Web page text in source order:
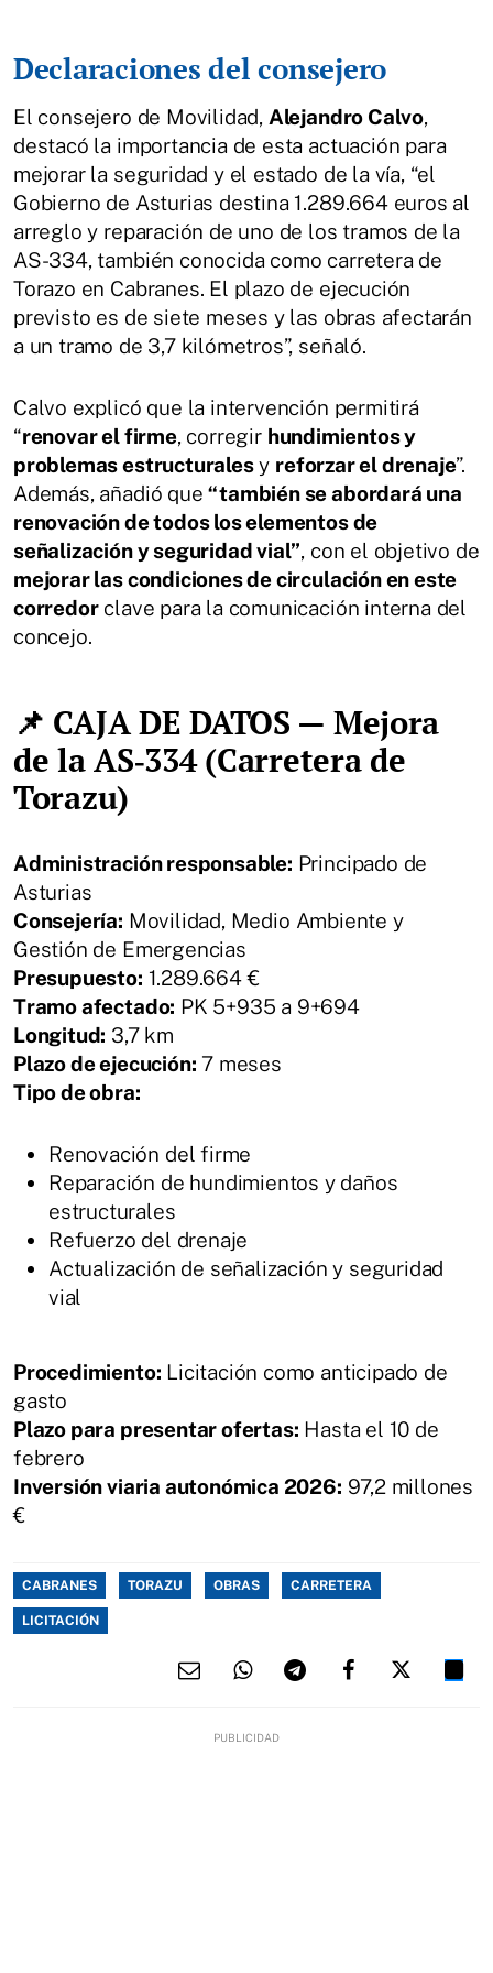
Declaraciones del consejero
El consejero de Movilidad, Alejandro Calvo,
destacó la importancia de esta actuación para
mejorar la seguridad y el estado de la vía, “el
Gobierno de Asturias destina 1.289.664 euros al
arreglo y reparación de uno de los tramos de la
AS-334, también conocida como carretera de
Torazo en Cabranes. El plazo de ejecución
previsto es de siete meses y las obras afectarán
a un tramo de 3,7 kilómetros”, señaló.
Calvo explicó que la intervención permitirá
“renovar el firme, corregir hundimientos y
problemas estructuralesy reforzar el drenaje”.
Además, añadió que“también se abordará una
renovación de todos los elementos de
señalización y seguridad vial”, con el objetivo de
mejorar las condiciones de circulación en este
corredorclave para la comunicación interna del
concejo.
📌 CAJA DE DATOS — Mejora
de la AS‑334 (Carretera de
Torazu)
Administración responsable: Principado de
Asturias
Consejería: Movilidad, Medio Ambiente y
Gestión de Emergencias
Presupuesto: 1.289.664 €
Tramo afectado: PK 5+935 a 9+694
Longitud: 3,7 km
Plazo de ejecución: 7 meses
Tipo de obra:
Renovación del firme
Reparación de hundimientos y daños
estructurales
Refuerzo del drenaje
Actualización de señalización y seguridad
vial
Procedimiento: Licitación como anticipado de
gasto
Plazo para presentar ofertas: Hasta el 10 de
febrero
Inversión viaria autonómica 2026: 97,2 millones
€
CABRANES TORAZU OBRAS CARRETERA
LICITACIÓN